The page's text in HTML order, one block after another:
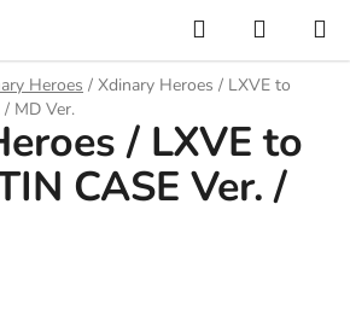
Hľadať
KOŠÍK
Heroes / Xdinary Heroes / LXVE to
/ MD Ver.
/ LXVE to
CASE Ver. /